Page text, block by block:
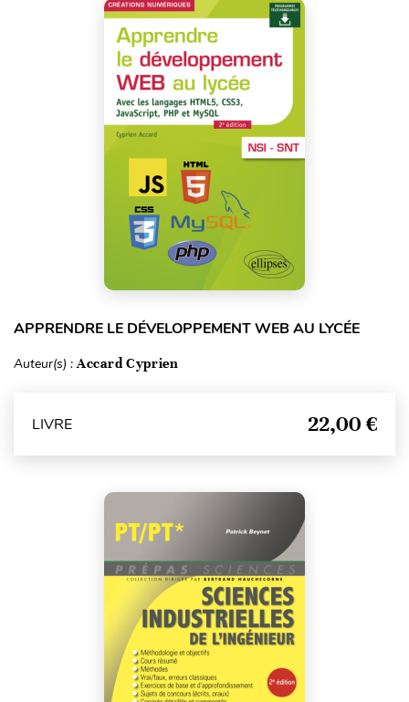
APPRENDRE LE DÉVELOPPEMENT WEB AU LYCÉE
Auteur(s) :Accard Cyprien
LIVRE 22,00 €